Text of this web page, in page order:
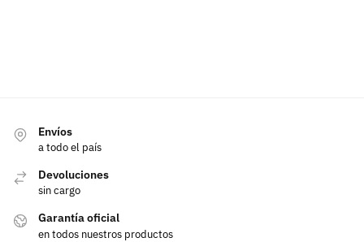
Envíos
a todo el país
Devoluciones
sin cargo
Garantía oficial
en todos nuestros productos